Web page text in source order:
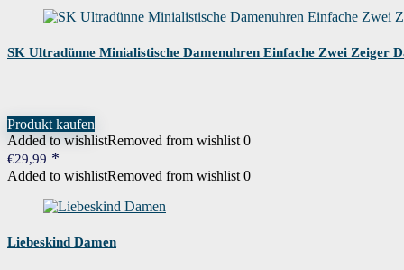
Garantie
Wenn dieses Produkt von Amazon
SK Ultradünne Minialistische Damenuhren Einfache Zwei Zeiger
Produkt kaufen
Added to wishlistRemoved from wishlist 0
€29,99
Added to wishlistRemoved from wishlist 0
Liebeskind Damen